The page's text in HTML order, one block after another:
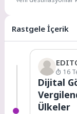
Seyahat Rehberi
Rastgele İçerik
16
Dijital
Ülkeler